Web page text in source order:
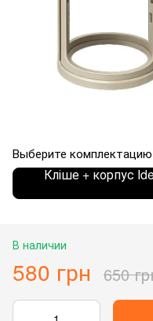
Выберите
Кліше + корпус
В наличии
580 грн 650